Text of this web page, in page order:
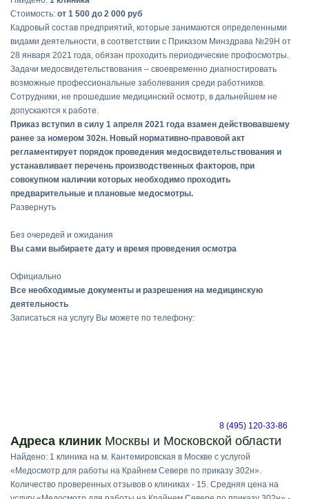
Стоимость: от 1 500 до 2 000 руб
Кадровый состав предприятий, которые занимаются определенными
видами деятельности, в соответствии с Приказом Минздрава №29Н от
28 января 2021 года, обязан проходить периодические профосмотры.
Задачи медосвидетельствования – своевременно диагностировать
возможные профессиональные заболевания среди работников.
Сотрудники, не прошедшие медицинский осмотр, в дальнейшем не
допускаются к работе.
Приказ вступил в силу 1 апреля 2021 года взамен действовавшему
ранее за номером 302н. Новый нормативно-правовой акт
регламентирует порядок проведения медосвидетельствования и
устанавливает перечень производственных факторов, при
совокупном наличии которых необходимо проходить
предварительные и плановые медосмотры.
Развернуть
Без очередей и ожидания
Вы сами выбираете дату и время проведения осмотра
Официально
Все необходимые документы и разрешения на медицинскую
деятельность
Записаться на услугу Вы можете по телефону:
8 (495) 120-33-86
Адреса клиник Москвы и Московской области
Найдено: 1 клиника на м. Кантемировская в Москве с услугой
«Медосмотр для работы на Крайнем Севере по приказу 302н».
Количество проверенных отзывов о клиниках - 15. Средняя цена на